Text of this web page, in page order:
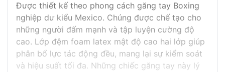
Được thiết kế theo phong cách găng tay Boxing
nghiệp dư kiểu Mexico. Chúng được chế tạo cho
những người đấm mạnh và tập luyện cường độ
cao. Lớp đệm foam latex mật độ cao hai lớp giúp
phân bổ lực tác động đều, mang lại sự kiểm soát
và hiệu suất tối đa. Những chiếc găng tay này lý